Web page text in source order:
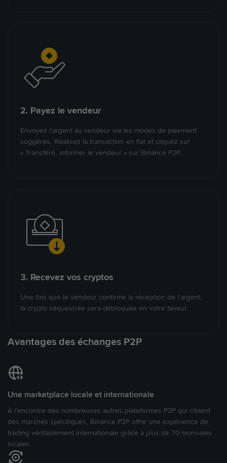
2. Payez le vendeur
Envoyez l’argent au vendeur via les modes de paiement
suggérés. Réalisez la transaction en fiat et cliquez sur
« Transféré, informer le vendeur » sur Binance P2P.
3. Recevez vos cryptos
Une fois que le vendeur confirme la réception de l’argent,
la crypto séquestrée sera débloquée en votre faveur.
Avantages des échanges P2P
Une marketplace locale et internationale
À l’encontre des nombreuses autres plateformes P2P qui ciblent
des marchés spécifiques, Binance P2P offre une expérience de
trading véritablement internationale grâce à plus de 70 monnaies
locales.